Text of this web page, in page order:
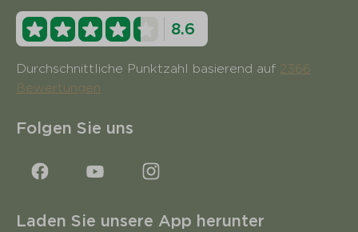
8.6
Durchschnittliche Punktzahl basierend auf 2366
Bewertungen
Folgen Sie uns
Laden Sie unsere App herunter